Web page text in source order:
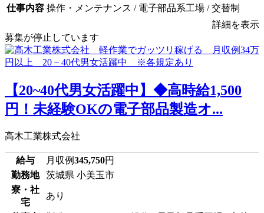
仕事内容 操作・メンテナンス / 電子部品系工場 / 交替制
詳細を表示
募集が停止しています
【20~40代男女活躍中】◆高時給1,500
円！未経験OKの電子部品製造オ...
高木工業株式会社
給与 月収例345,750円
勤務地
茨城県 小美玉市
寮・社
宅
あり